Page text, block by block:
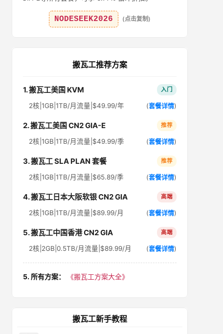
NODESEEK2026 (点击复制)
搬瓦工推荐方案
1. 搬瓦工美国 KVM 入门
2核|1GB|1TB/月流量|$49.99/年 (套餐详情)
2. 搬瓦工美国 CN2 GIA-E 推荐
2核|1GB|1TB/月流量|$49.99/季 (套餐详情)
3. 搬瓦工 SLA PLAN 套餐 推荐
2核|1GB|1TB/月流量|$65.89/季 (套餐详情)
4. 搬瓦工日本大阪软银 CN2 GIA 高端
2核|1GB|1TB/月流量|$89.99/月 (套餐详情)
5. 搬瓦工中国香港 CN2 GIA 高端
2核|2GB|0.5TB/月流量|$89.99/月 (套餐详情)
5. 所有方案： 《搬瓦工方案大全》
搬瓦工新手教程